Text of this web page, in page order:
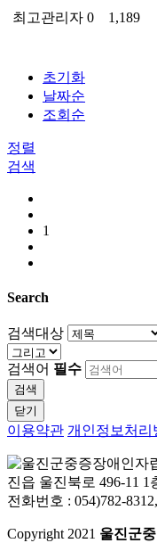
최고관리자 0 1,189
초기화
날짜순
조회순
정렬
검색
1
Search
검색대상
검색어 필수
검색
닫기
이용약관 개인정보처리
진읍 울진북로 496-11
전화번호 : 054)782-
Copyright 2021 울진군